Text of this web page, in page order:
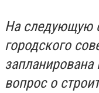
На следующую
городского
вопрос о